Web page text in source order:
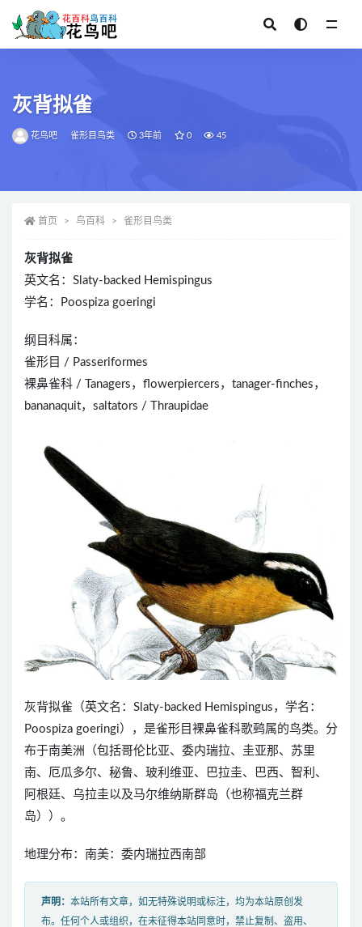
灰背拟雀
花鸟吧 雀形目鸟类 3年前 0 45
首页 鸟百科 雀形目鸟类
灰背拟雀
英文名：Slaty-backed Hemispingus
学名：Poospiza goeringi
纲目科属：
雀形目 / Passeriformes
裸鼻雀科 / Tanagers，flowerpiercers，tanager-finches，
bananaquit，saltators / Thraupidae
灰背拟雀（英文名：Slaty-backed Hemispingus，学名：
Poospiza goeringi），是雀形目裸鼻雀科歌鹀属的鸟类。分
布于南美洲（包括哥伦比亚、委内瑞拉、圭亚那、苏里
南、厄瓜多尔、秘鲁、玻利维亚、巴拉圭、巴西、智利、
阿根廷、乌拉圭以及马尔维纳斯群岛（也称福克兰群
岛））。
地理分布：南美：委内瑞拉西南部
声明： 本站所有文章，如无特殊说明或标注，均为本站原创发
布。任何个人或组织，在未征得本站同意时，禁止复制、盗用、